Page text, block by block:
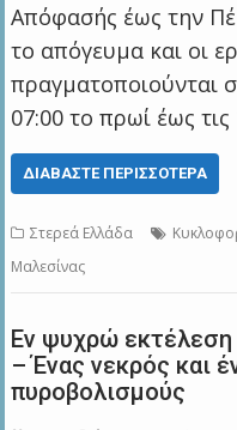
Απόφασής έως την
το απόγευμα και οι
πραγματοποιούνται
07:00 το πρωί έως
ΔΙΑΒΆΣΤΕ ΠΕΡΙΣΣΌΤΕΡΑ
Στερεά Ελλάδα
Μαλεσίνας
Εν ψυχρώ εκτέλεση
– Ένας νεκρός και
πυροβολισμούς